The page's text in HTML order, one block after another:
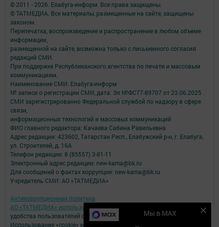
Мы в MAX
© 2011 - 2026. Елабуга-информ. Все права защищены.
© ТАТМЕДИА. Все материалы, размещенные на сайте, защищены
законом.
Перепечатка, воспроизведение и распространение в любом объеме
информации,
размещенной на сайте, возможна только с письменного согласия
редакций СМИ.
При поддержке Республиканского агентства по печати и массовым
коммуникациям.
Наименование СМИ: Елабуга-информ
№ записи о регистрации СМИ, дата: Эл №ФС77-89707 от 23.06.2025
СМИ зарегистрированно Федеральной службой по надзору в сфере
связи,
информационных технологий и массовых коммуникаций
ФИО главного редактора: Качаева Сабина Равильевна
Адрес редакции: 423602, Татарстан Респ., Елабужский р-н, г. Елабуга,
ул. Строителей, д. 16А
Телефон редакции: 8 (85557) 3-81-11
Электронный адрес редакции: new-kama@bk.ru
Для сообщений о фактах коррупции: new-kama@bk.ru
Учредитель СМИ: АО «ТАТМЕДИА»
Антикоррупционная политика
АО «ТАТМЕДИА» использует «cookie»для персонализации сервисов и
удобства пользователей сайтом.
Использование «cookie» можно отменить в настройках браузера.